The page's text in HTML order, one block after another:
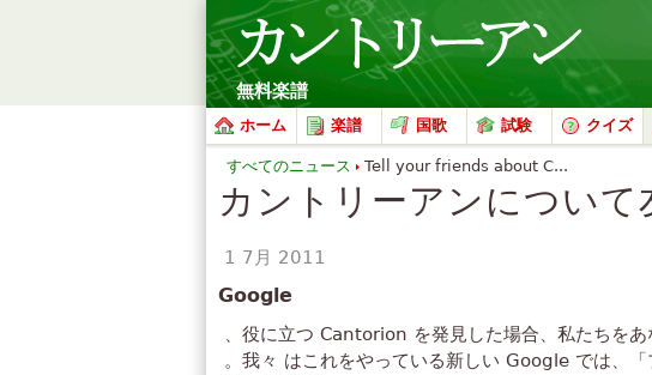
無料楽譜
ホーム
楽譜 国歌 試験 クイズ
カントリーアンについて
1 7月 2011
Google
、役に立つ Cantorion を発見した場合、私たちを
。我々 はこれをやっている新しい Google では、
すべてのニュース Tell your friends about C...